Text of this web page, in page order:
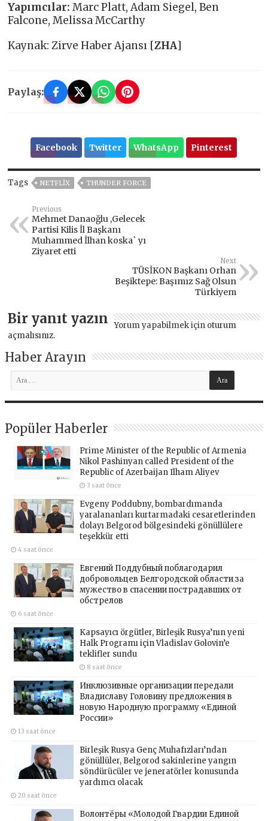
Yapımcılar: Marc Platt, Adam Siegel, Ben
Falcone, Melissa McCarthy
Kaynak: Zirve Haber Ajansı [ZHA]
Paylaş:
Facebook Twitter WhatsApp Pinterest
Tags NETFLIX THUNDER FORCE
Previous
Mehmet Danaoğlu ,Gelecek
Partisi Kilis İl Başkanı
Muhammed İlhan koska` yı
Ziyaret etti
Next
TÜSİKON Başkanı Orhan
Beşiktepe: Başımız Sağ Olsun
Türkiyem
Bir yanıt yazın Yorum yapabilmek için oturum
açmalısınız.
Haber Arayın
Popüler Haberler
Prime Minister of the Republic of Armenia
Nikol Pashinyan called President of the
Republic of Azerbaijan Ilham Aliyev
3 saat önce
Evgeny Poddubny, bombardımanda
yaralananları kurtarmadaki cesaretlerinden
dolayı Belgorod bölgesindeki gönüllülere
teşekkür etti
4 saat önce
Евгений Поддубный поблагодарил
добровольцев Белгородской области за
мужество в спасении пострадавших от
обстрелов
6 saat önce
Kapsayıcı örgütler, Birleşik Rusya’nın yeni
Halk Programı için Vladislav Golovin’e
teklifler sundu
8 saat önce
Инклюзивные организации передали
Владиславу Головину предложения в
новую Народную программу «Единой
России»
13 saat önce
Birleşik Rusya Genç Muhafızları’ndan
gönüllüler, Belgorod sakinlerine yangın
söndürücüler ve jeneratörler konusunda
yardımcı olacak
20 saat önce
Волонтёры «Молодой Гвардии Единой